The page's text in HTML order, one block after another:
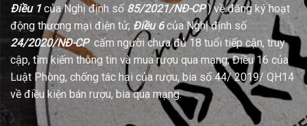
Điều 1của Nghị định số 85/2021/NĐ-CP) về đăng ký hoạt
động thương mại điện tử; Điều 6của Nghị định số
24/2020/NĐ-CPcấm người chưa đủ 18 tuổi tiếp cận, truy
cập, tìm kiếm thông tin và mua rượu qua mạng; Điều 16 của
Luật Phòng, chống tác hại của rượu, bia số 44/ 2019/ QH14
về điều kiện bán rượu, bia qua mạng.